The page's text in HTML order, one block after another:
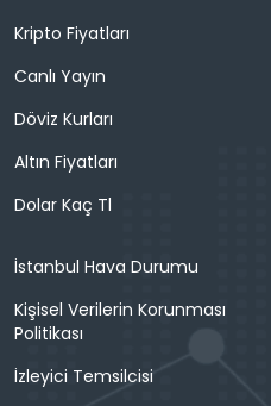
Kripto Fiyatları
Canlı Yayın
Döviz Kurları
Altın Fiyatları
Dolar Kaç Tl
İstanbul Hava Durumu
Kişisel Verilerin Korunması
Politikası
İzleyici Temsilcisi